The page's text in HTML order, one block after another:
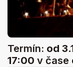
Termín: od
17:00 v čase